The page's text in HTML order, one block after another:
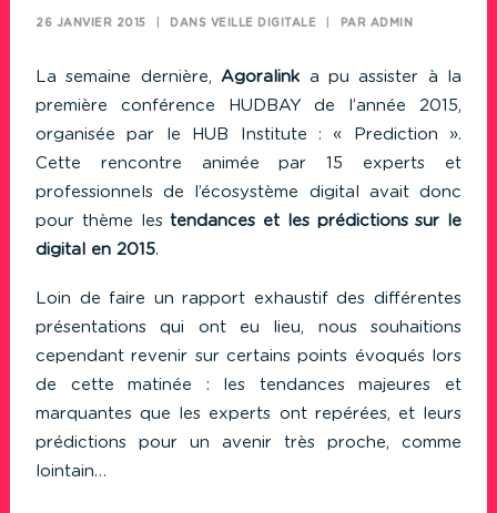
26 JANVIER 2015 DANS VEILLE DIGITALE PAR ADMIN
La semaine dernière,Agoralink a pu assister à la
première conférence HUDBAY de l’année 2015,
organisée par le HUB Institute : « Prediction ».
Cette rencontre animée par 15 experts et
professionnels de l’écosystème digital avait donc
pour thème lestendances et les prédictions sur le
digital en 2015.
Loin de faire un rapport exhaustif des différentes
présentations qui ont eu lieu, nous souhaitions
cependant revenir sur certains points évoqués lors
de cette matinée : les tendances majeures et
marquantes que les experts ont repérées, et leurs
prédictions pour un avenir très proche, comme
lointain…